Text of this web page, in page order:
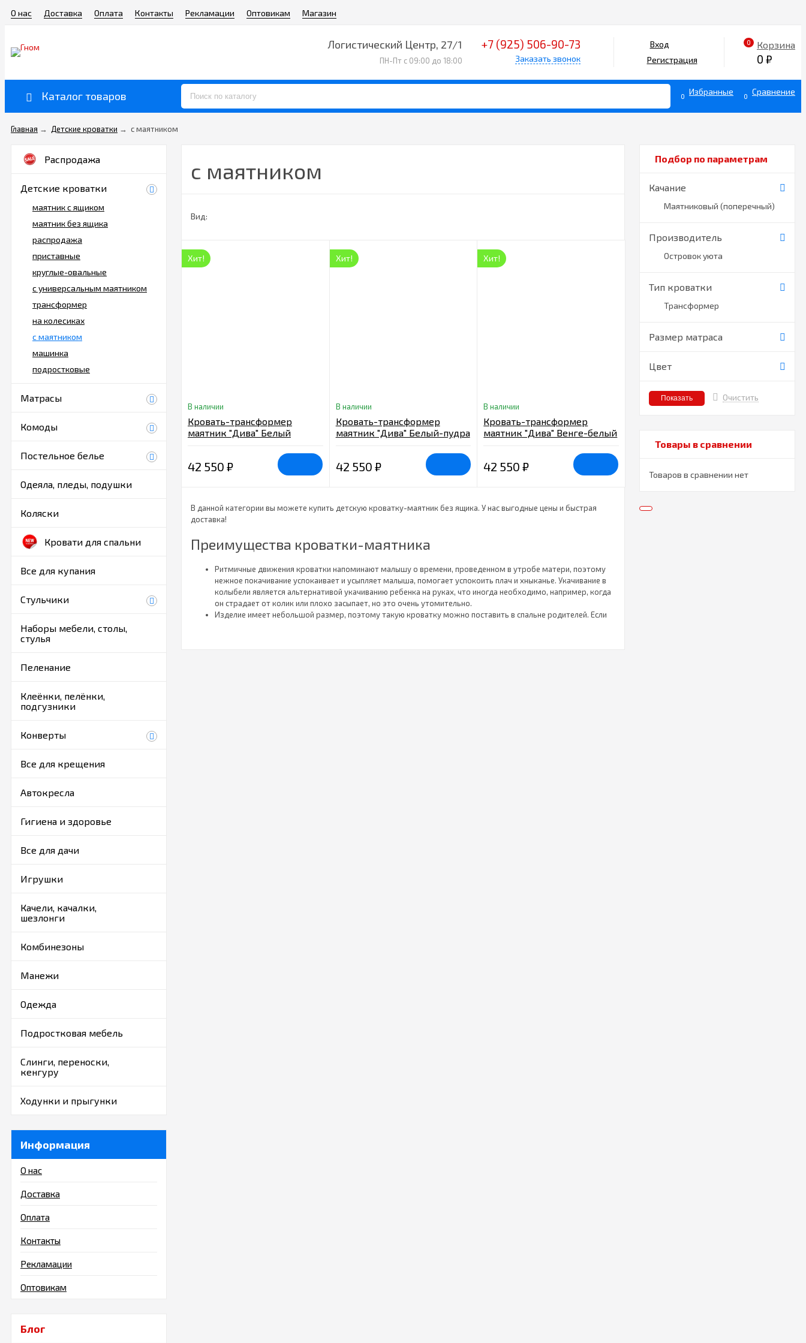
О нас Доставка Оплата Контакты Рекламации Оптовикам Магазин
Логистический Центр, 27/1
ПН-Пт с 09:00 до 18:00
+7 (925) 506-90-73
Заказать звонок
Вход
Регистрация
0 Корзина
0 ₽
Каталог товаров 0 Избранные 0 Сравнение
Главная → Детские кроватки → с маятником
Подбор по параметрам
Качание
Маятниковый (поперечный)
Производитель
Островок уюта
Тип кроватки
Трансформер
Размер матраса
Цвет
Очистить
Товары в сравнении
Товаров в сравнении нет
Распродажа
Детские кроватки
маятник с ящиком
маятник без ящика
распродажа
приставные
круглые-овальные
с универсальным маятником
трансформер
на колесиках
с маятником
машинка
подростковые
Матрасы
Комоды
Постельное белье
Одеяла, пледы, подушки
Коляски
Кровати для спальни
Все для купания
Стульчики
Наборы мебели, столы,
стулья
Пеленание
Клеёнки, пелёнки,
подгузники
Конверты
Все для крещения
Автокресла
Гигиена и здоровье
Все для дачи
Игрушки
Качели, качалки,
шезлонги
Комбинезоны
Манежи
Одежда
Подростковая мебель
Слинги, переноски,
кенгуру
Ходунки и прыгунки
Информация
О нас
Доставка
Оплата
Контакты
Рекламации
Оптовикам
Блог
с маятником
Вид:
Хит!
В наличии
Кровать-трансформер
маятник "Дива" Белый
42 550 ₽
Хит!
В наличии
Кровать-трансформер
маятник "Дива" Белый-пудра
42 550 ₽
Хит!
В наличии
Кровать-трансформер
маятник "Дива" Венге-белый
42 550₽
В данной категории вы можете купить детскую кроватку-маятник без ящика. У нас выгодные цены и быстрая
доставка!
Преимущества кроватки-маятника
Ритмичные движения кроватки напоминают малышу о времени, проведенном в утробе матери, поэтому
нежное покачивание успокаивает и усыпляет малыша, помогает успокоить плач и хныканье. Укачивание в
колыбели является альтернативой укачиванию ребенка на руках, что иногда необходимо, например, когда
он страдает от колик или плохо засыпает, но это очень утомительно.
Изделие имеет небольшой размер, поэтому такую кроватку можно поставить в спальне родителей. Если